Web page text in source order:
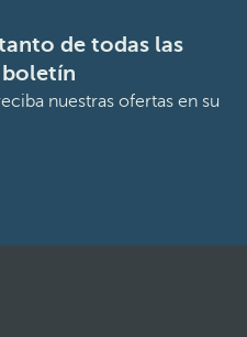
de todas las
nuestras ofertas en su